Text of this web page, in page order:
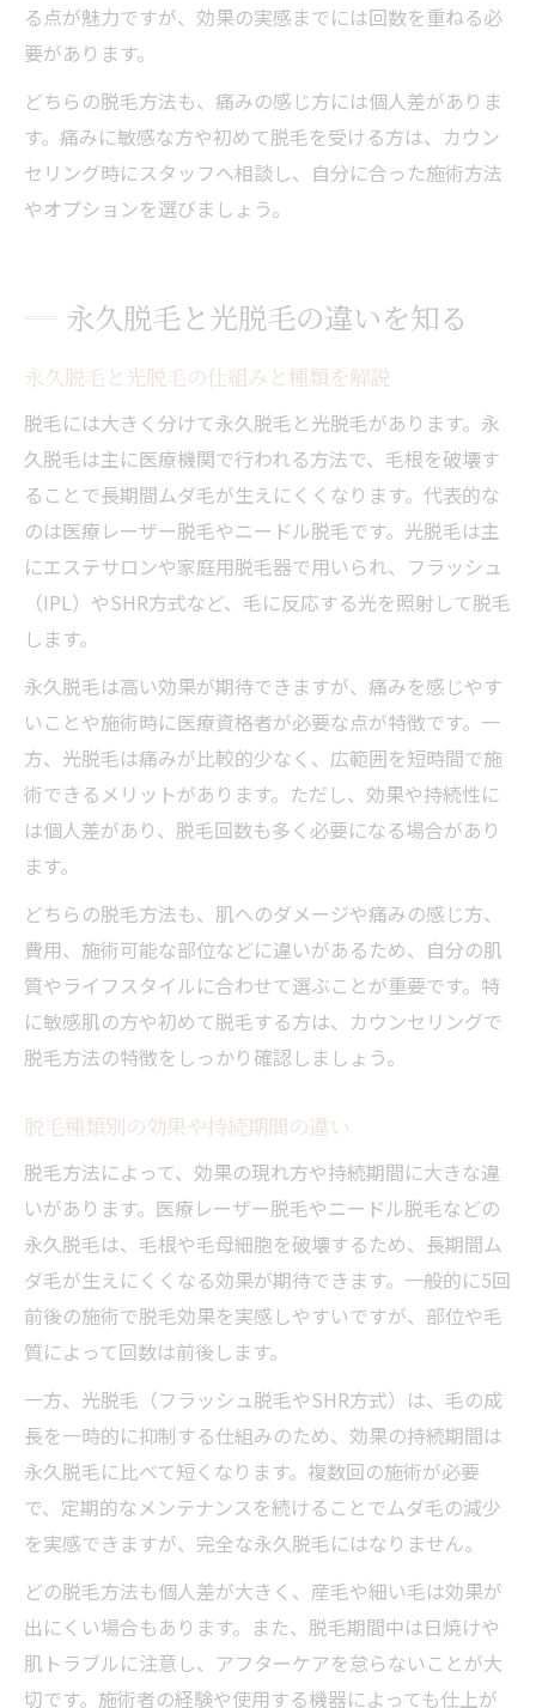
る点が魅力ですが、効果の実感までには回数を重ねる必
要があります。
どちらの脱毛方法も、痛みの感じ方には個人差がありま
す。痛みに敏感な方や初めて脱毛を受ける方は、カウン
セリング時にスタッフへ相談し、自分に合った施術方法
やオプションを選びましょう。
永久脱毛と光脱毛の違いを知る
永久脱毛と光脱毛の仕組みと種類を解説
脱毛には大きく分けて永久脱毛と光脱毛があります。永
久脱毛は主に医療機関で行われる方法で、毛根を破壊す
ることで長期間ムダ毛が生えにくくなります。代表的な
のは医療レーザー脱毛やニードル脱毛です。光脱毛は主
にエステサロンや家庭用脱毛器で用いられ、フラッシュ
（IPL）やSHR方式など、毛に反応する光を照射して脱毛
します。
永久脱毛は高い効果が期待できますが、痛みを感じやす
いことや施術時に医療資格者が必要な点が特徴です。一
方、光脱毛は痛みが比較的少なく、広範囲を短時間で施
術できるメリットがあります。ただし、効果や持続性に
は個人差があり、脱毛回数も多く必要になる場合があり
ます。
どちらの脱毛方法も、肌へのダメージや痛みの感じ方、
費用、施術可能な部位などに違いがあるため、自分の肌
質やライフスタイルに合わせて選ぶことが重要です。特
に敏感肌の方や初めて脱毛する方は、カウンセリングで
脱毛方法の特徴をしっかり確認しましょう。
脱毛種類別の効果や持続期間の違い
脱毛方法によって、効果の現れ方や持続期間に大きな違
いがあります。医療レーザー脱毛やニードル脱毛などの
永久脱毛は、毛根や毛母細胞を破壊するため、長期間ム
ダ毛が生えにくくなる効果が期待できます。一般的に5回
前後の施術で脱毛効果を実感しやすいですが、部位や毛
質によって回数は前後します。
一方、光脱毛（フラッシュ脱毛やSHR方式）は、毛の成
長を一時的に抑制する仕組みのため、効果の持続期間は
永久脱毛に比べて短くなります。複数回の施術が必要
で、定期的なメンテナンスを続けることでムダ毛の減少
を実感できますが、完全な永久脱毛にはなりません。
どの脱毛方法も個人差が大きく、産毛や細い毛は効果が
出にくい場合もあります。また、脱毛期間中は日焼けや
肌トラブルに注意し、アフターケアを怠らないことが大
切です。施術者の経験や使用する機器によっても仕上が